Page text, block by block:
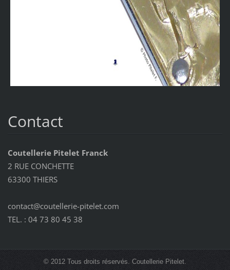
Contact
Coutellerie Pitelet Franck
2 RUE CONCHETTE
63300 THIERS
contact@coutellerie-pitelet.com
TEL. : 04 73 80 45 38
© 2012 Tous droits réservés. Coutellerie Pitelet.